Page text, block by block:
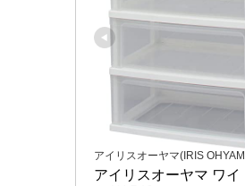
アイリスオーヤマ(IRIS
アイリスオーヤマ ワイ